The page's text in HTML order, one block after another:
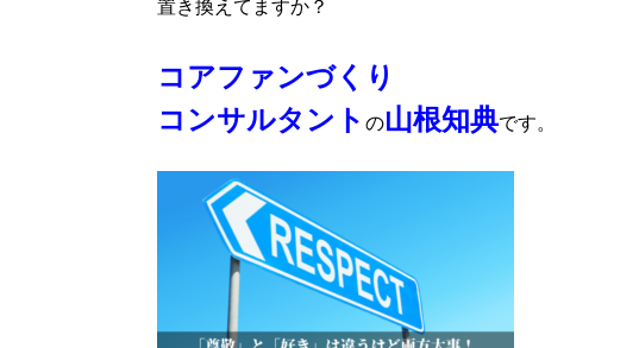
コアファンづくり
コンサルタント の山根知典です。